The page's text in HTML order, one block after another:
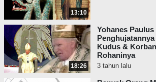
Yakobus 4:4 - “ …
dengan dunia adalah
permusuhan dengan Allah
Santo Basilius,Surat 159,
ke-4:
“Sebab jika bagi saya, hidup
13:10
18:26
Yohanes Paulus
Kudus &
Rohaninya
3 tahun lalu